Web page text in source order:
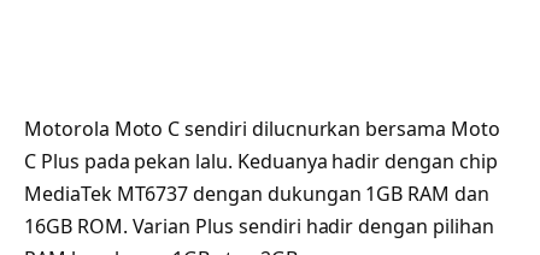
Motorola Moto C sendiri dilucnurkan bersama Moto
C Plus pada pekan lalu. Keduanya hadir dengan chip
MediaTek MT6737 dengan dukungan 1GB RAM dan
16GB ROM. Varian Plus sendiri hadir dengan pilihan